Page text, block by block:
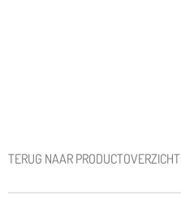
TERUG NAAR PRODUCTOVERZICHT